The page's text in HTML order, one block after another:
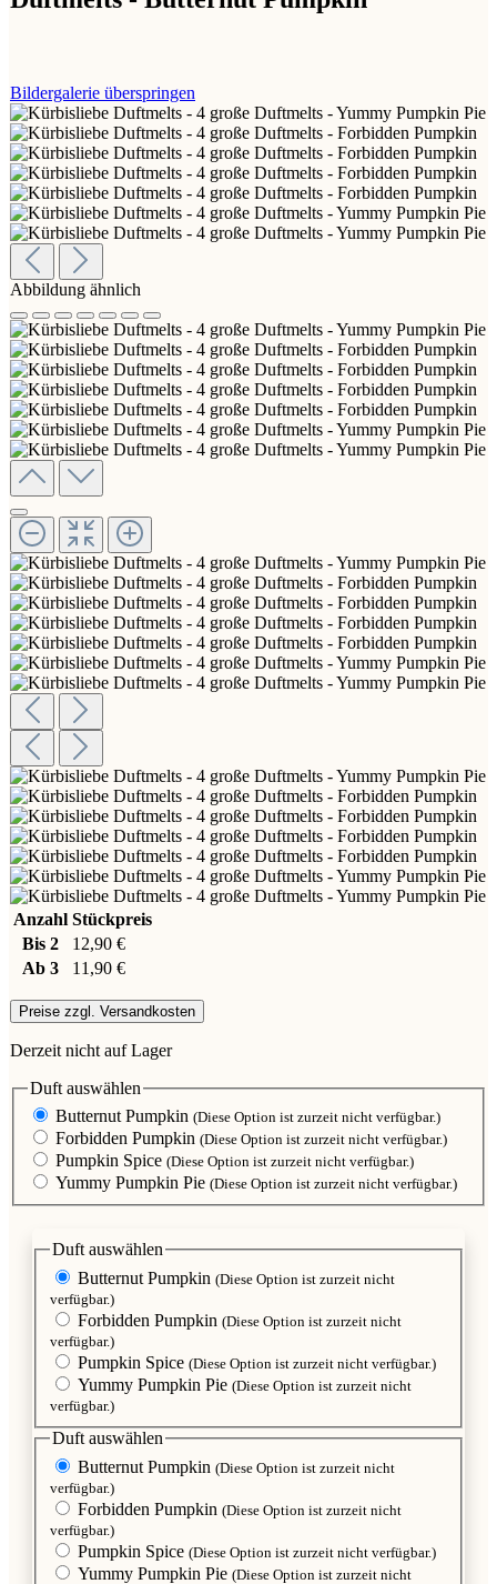
Bildergalerie überspringen
Abbildung ähnlich
Anzahl Stückpreis
Bis 2
12,90 €
Ab 3 11,90 €
Preise zzgl. Versandkosten
Derzeit nicht auf Lager
Duft auswählen
Butternut Pumpkin (Diese Option ist zurzeit nicht verfügbar.)
Forbidden Pumpkin (Diese Option ist zurzeit nicht verfügbar.)
Pumpkin Spice (Diese Option ist zurzeit nicht verfügbar.)
Yummy Pumpkin Pie (Diese Option ist zurzeit nicht verfügbar.)
Duftauswählen
Butternut Pumpkin (Diese Option ist zurzeit nicht
verfügbar.)
Forbidden Pumpkin (Diese Option ist zurzeit nicht
verfügbar.)
Pumpkin Spice (Diese Option ist zurzeit nicht verfügbar.)
Yummy Pumpkin Pie (Diese Option ist zurzeit nicht
verfügbar.)
Duft auswählen
Butternut Pumpkin (Diese Option ist zurzeit nicht
verfügbar.)
Forbidden Pumpkin (Diese Option ist zurzeit nicht
verfügbar.)
Pumpkin Spice (Diese Option ist zurzeit nicht verfügbar.)
Yummy Pumpkin Pie (Diese Option ist zurzeit nicht